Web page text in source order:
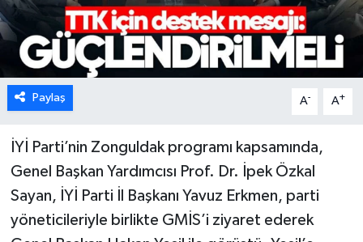
Paylaş A- A+
İYİ Parti’nin Zonguldak programı kapsamında,
Genel Başkan Yardımcısı Prof. Dr. İpek Özkal
Sayan, İYİ Parti İl Başkanı Yavuz Erkmen, parti
yöneticileriyle birlikte GMİS’i ziyaret ederek
Ulusal